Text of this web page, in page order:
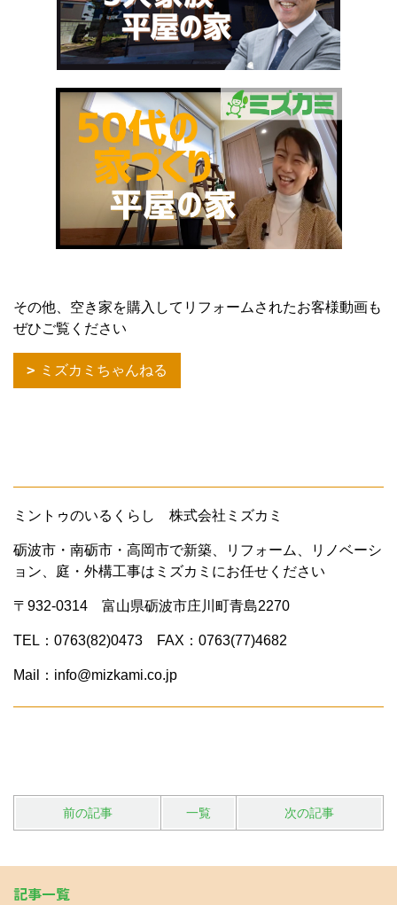
その他、空き家を購入してリフォームされたお客様動画も
ぜひご覧ください
ミズカミちゃんねる
ミントゥのいるくらし 株式会社ミズカミ
砺波市・南砺市・高岡市で新築、リフォーム、リノベーシ
ョン、庭・外構工事はミズカミにお任せください
〒932-0314 富山県砺波市庄川町青島2270
TEL：0763(82)0473 FAX：0763(77)4682
Mail：info@mizkami.co.jp
前の記事 一覧 次の記事
記事一覧